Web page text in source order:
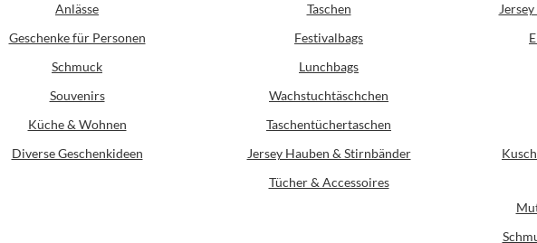
Anlässe
Geschenke für Personen
Schmuck
Souvenirs
Küche & Wohnen
Diverse Geschenkideen
Taschen
Festivalbags
Lunchbags
Wachstuchtäschchen
Taschentüchertaschen
Jersey Hauben & Stirnbänder
Tücher & Accessoires